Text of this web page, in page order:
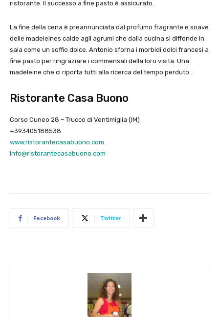
ristorante. Il successo a fine pasto è assicurato.
La fine della cena è preannunciata dal profumo fragrante e soave
delle madeleines calde agli agrumi che dalla cucina si diffonde in
sala come un soffio dolce. Antonio sforna i morbidi dolci francesi a
fine pasto per ringraziare i commensali della loro visita. Una
madeleine che ci riporta tutti alla ricerca del tempo perduto…
Ristorante Casa Buono
Corso Cuneo 28 – Trucco di Ventimiglia (IM)
+393405188538
www.ristorantecasabuono.com
info@ristorantecasabuono.com
Facebook Twitter